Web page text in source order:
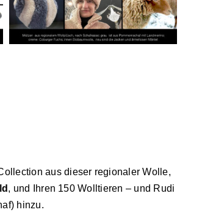
aus dieser regionaler Wolle,
, und Ihren 150 Wolltieren – und Rudi
hinzu.